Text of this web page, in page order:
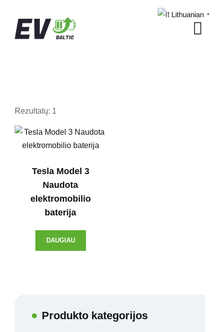
content
Rezultatų: 1
Tesla Model 3
Naudota
elektromobilio
baterija
DAUGIAU
Produkto kategorijos
Lithuanian ▼